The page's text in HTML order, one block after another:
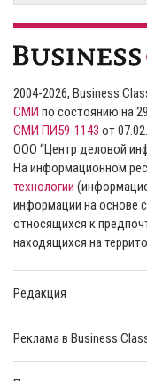
2004-2026, Business
СМИ по состоянию на
СМИ ПИ59-1143 от
ООО “Центр деловой
На информационном
технологии
информации на основе
относящихся к
находящихся на
Редакция
Реклама в Business